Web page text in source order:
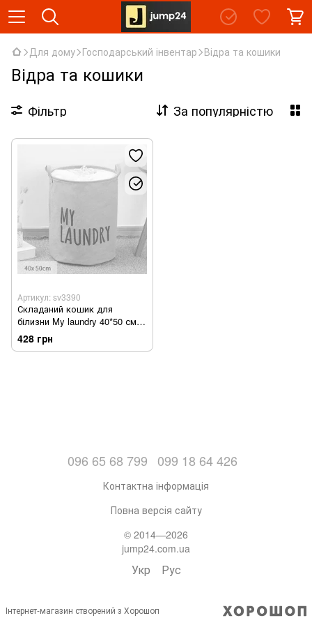
Для дому Господарський інвентар Відра та кошики
Відра та кошики
Фільтр За популярністю
Артикул: sv3390
Складаний кошик для
білизни My laundry 40*50 см
Сірий (sv3390)
428 грн
096 65 68 799 099 18 64 426
Контактна інформація
Повна версія сайту
© 2014—2026
jump24.com.ua
Укр Рус
Інтернет-магазин створений з Хорошоп